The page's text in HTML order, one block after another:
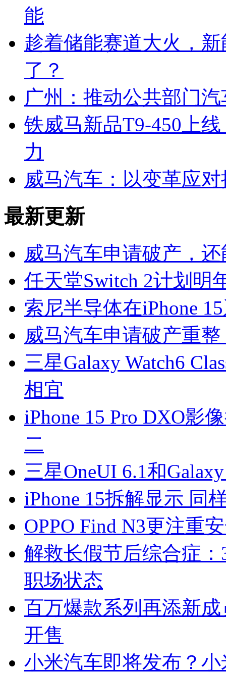
能
趁着储能赛道大火，
了？
广州：推动公共部门
铁威马新品T9-450上
力
威马汽车：以变革应
最新更新
威马汽车申请破产，
任天堂Switch 2计划明
索尼半导体在iPhone
威马汽车申请破产重
三星Galaxy Watch6
相宜
iPhone 15 Pro DXO影
二
三星OneUI 6.1和
iPhone 15拆解显示 同
OPPO Find N3更注重
解救长假节后综合症
职场状态
百万爆款系列再添新成
开售
小米汽车即将发布？